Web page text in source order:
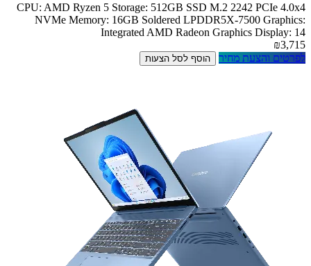
CPU: AMD Ryzen 5 Storage: 512GB SSD M.2 2242 PCIe 4.0x4
NVMe Memory: 16GB Soldered LPDDR5X-7500 Graphics:
Integrated AMD Radeon Graphics Display: 14
₪3,715
לפרטים והצעת מחיר
הוסף לסל הצעות